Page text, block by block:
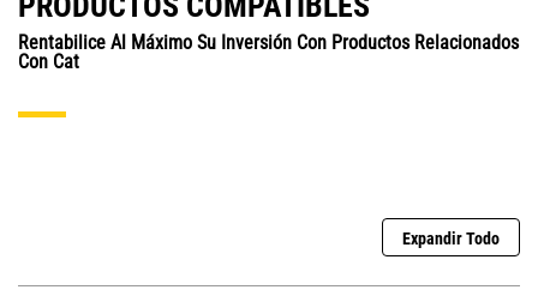
Rentabilice Al Máximo Su Inversión Con Productos Relacionados
Con Cat
Expandir Todo